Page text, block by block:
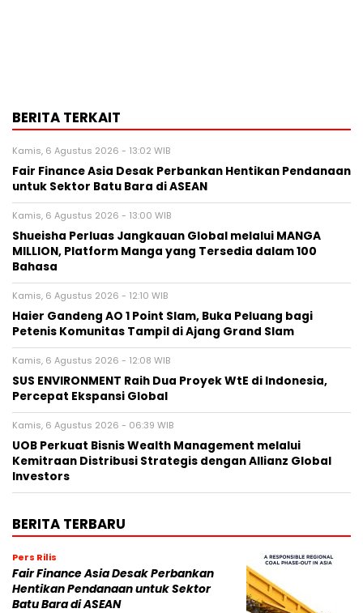
BERITA TERKAIT
Kamis, 6 Agustus 2026 - 13:02 WIB
Fair Finance Asia Desak Perbankan Hentikan Pendanaan
untuk Sektor Batu Bara di ASEAN
Kamis, 6 Agustus 2026 - 13:00 WIB
Shueisha Perluas Jangkauan Global melalui MANGA
MILLION, Platform Manga yang Tersedia dalam 100
Bahasa
Kamis, 6 Agustus 2026 - 12:10 WIB
Haier Gandeng AO 1 Point Slam, Buka Peluang bagi
Petenis Komunitas Tampil di Ajang Grand Slam
Kamis, 6 Agustus 2026 - 12:08 WIB
SUS ENVIRONMENT Raih Dua Proyek WtE di Indonesia,
Percepat Ekspansi Global
Kamis, 6 Agustus 2026 - 06:39 WIB
UOB Perkuat Bisnis Wealth Management melalui
Kemitraan Distribusi Strategis dengan Allianz Global
Investors
BERITA TERBARU
Pers Rilis
Fair Finance Asia Desak Perbankan
Hentikan Pendanaan untuk Sektor
Batu Bara di ASEAN